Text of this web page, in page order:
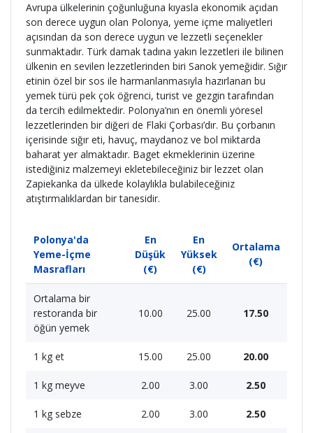
Avrupa ülkelerinin çoğunluğuna kıyasla ekonomik açıdan
son derece uygun olan Polonya, yeme içme maliyetleri
açısından da son derece uygun ve lezzetli seçenekler
sunmaktadır. Türk damak tadına yakın lezzetleri ile bilinen
ülkenin en sevilen lezzetlerinden biri Sanok yemeğidir. Sığır
etinin özel bir sos ile harmanlanmasıyla hazırlanan bu
yemek türü pek çok öğrenci, turist ve gezgin tarafından
da tercih edilmektedir. Polonya’nın en önemli yöresel
lezzetlerinden bir diğeri de Flaki Çorbası’dır. Bu çorbanın
içerisinde sığır eti, havuç, maydanoz ve bol miktarda
baharat yer almaktadır. Baget ekmeklerinin üzerine
istediğiniz malzemeyi ekletebileceğiniz bir lezzet olan
Zapiekanka da ülkede kolaylıkla bulabileceğiniz
atıştırmalıklardan bir tanesidir.
Polonya'da
Yeme-İçme
Masrafları
En
Düşük
(€)
En
Yüksek
(€)
Ortalama
(€)
Ortalama bir
restoranda bir
öğün yemek
10.00 25.00 17.50
1 kg et 15.00 25.00 20.00
1 kg meyve 2.00 3.00 2.50
1 kg sebze 2.00 3.00 2.50